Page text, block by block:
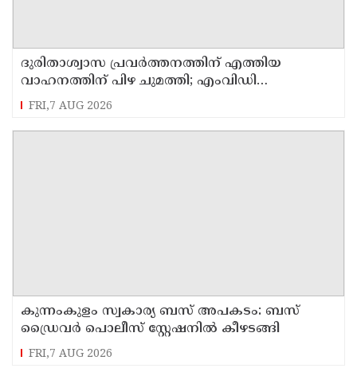
ദുരിതാശ്വാസ പ്രവർത്തനത്തിന് എത്തിയ
വാഹനത്തിന് പിഴ ചുമത്തി; എംവിഡി
ഉദ്യോഗസ്ഥന് സസ്പെൻഷൻ
FRI,7 AUG 2026
കുന്നംകുളം സ്വകാര്യ ബസ് അപകടം: ബസ്
ഡ്രൈവർ പൊലീസ് സ്റ്റേഷനിൽ കീഴടങ്ങി
FRI,7 AUG 2026